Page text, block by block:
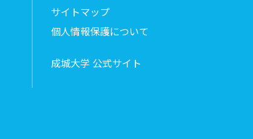
サイトマップ
個人情報保護について
成城大学 公式サイト